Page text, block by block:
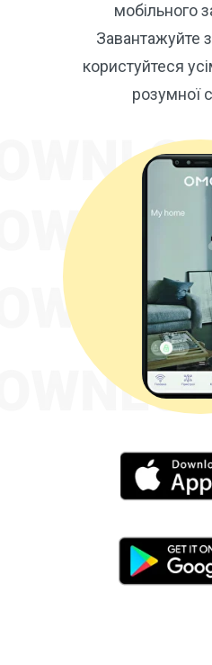
мобільного
Завантажуйте
користуйтеся
розумної